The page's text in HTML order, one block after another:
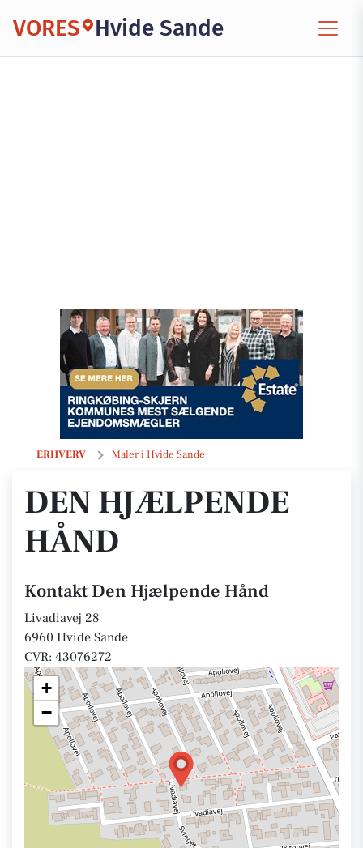
VORES Hvide Sande
ERHVERV Maler i Hvide Sande
Den Hjælpende Hånd
DEN HJÆLPENDE
HÅND
Kontakt Den Hjælpende Hånd
Livadiavej 28
6960 Hvide Sande
CVR: 43076272
+
−